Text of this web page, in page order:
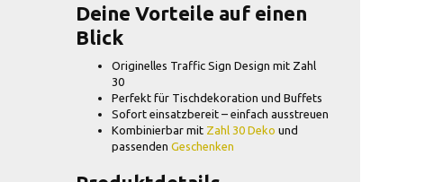
Deine Vorteile auf einen
Blick
Originelles Traffic Sign Design mit Zahl
30
Perfekt für Tischdekoration und Buffets
Sofort einsatzbereit – einfach ausstreuen
Kombinierbar mit Zahl 30 Deko und
passenden Geschenken